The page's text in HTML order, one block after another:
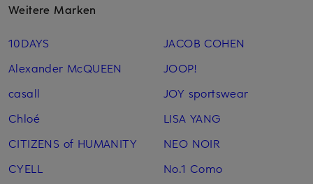
Weitere Marken
10DAYS
Alexander McQUEEN
casall
Chloé
CITIZENS of HUMANITY
CYELL
JACOB COHEN
JOOP!
JOY sportswear
LISA YANG
NEO NOIR
No.1 Como